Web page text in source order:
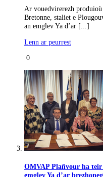
Ar vouedvirerezh
Bretonne, staliet e
an emglev Ya d’ar [...]
Lenn ar peurrest
0
OMVAP Plañvour ha teir
emglev Ya d’ar brezhoneg